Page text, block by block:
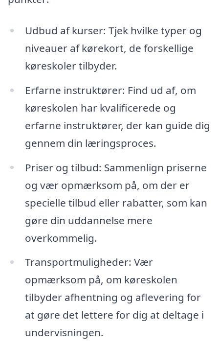
Udbud af kurser: Tjek hvilke typer og
niveauer af kørekort, de forskellige
køreskoler tilbyder.
Erfarne instruktører: Find ud af, om
køreskolen har kvalificerede og
erfarne instruktører, der kan guide dig
gennem din læringsproces.
Priser og tilbud: Sammenlign priserne
og vær opmærksom på, om der er
specielle tilbud eller rabatter, som kan
gøre din uddannelse mere
overkommelig.
Transportmuligheder: Vær
opmærksom på, om køreskolen
tilbyder afhentning og aflevering for
at gøre det lettere for dig at deltage i
undervisningen.